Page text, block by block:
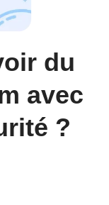
du
avec
?